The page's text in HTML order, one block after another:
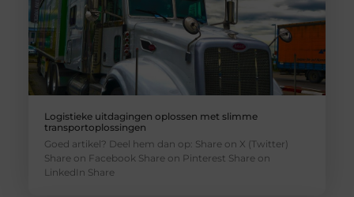
Logistieke uitdagingen oplossen met slimme
transportoplossingen
Goed artikel? Deel hem dan op: Share on X (Twitter)
Share on Facebook Share on Pinterest Share on
LinkedIn Share